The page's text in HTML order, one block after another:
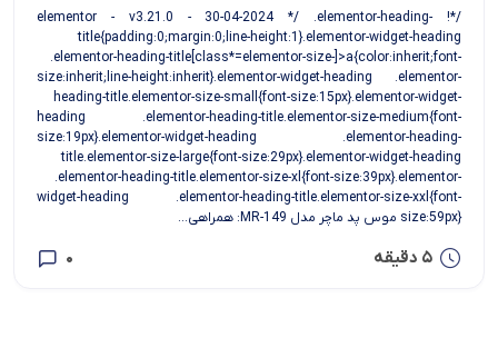
/*! elementor - v3.21.0 - 30-04-2024 */ .elementor-heading-
title{padding:0;margin:0;line-height:1}.elementor-widget-heading
.elementor-heading-title[class*=elementor-size-]>a{color:inherit;font-
size:inherit;line-height:inherit}.elementor-widget-heading .elementor-
heading-title.elementor-size-small{font-size:15px}.elementor-widget-
heading .elementor-heading-title.elementor-size-medium{font-
size:19px}.elementor-widget-heading .elementor-heading-
title.elementor-size-large{font-size:29px}.elementor-widget-heading
.elementor-heading-title.elementor-size-xl{font-size:39px}.elementor-
widget-heading .elementor-heading-title.elementor-size-xxl{font-
size:59px} موس پد ماچر مدل MR-149: همراهی...
5 دقیقه 0